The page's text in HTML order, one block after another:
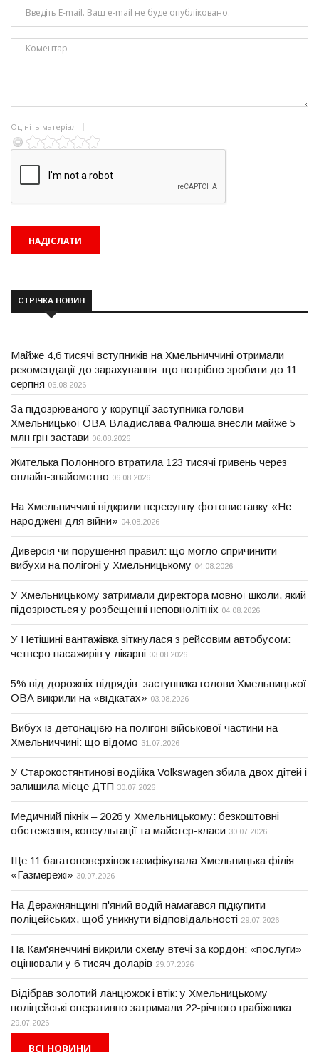
Оцініть матеріал
СТРІЧКА НОВИН
Майже 4,6 тисячі вступників на Хмельниччині отримали
рекомендації до зарахування: що потрібно зробити до 11
серпня 06.08.2026
За підозрюваного у корупції заступника голови
Хмельницької ОВА Владислава Фалюша внесли майже 5
млн грн застави 06.08.2026
Жителька Полонного втратила 123 тисячі гривень через
онлайн-знайомство 06.08.2026
На Хмельниччині відкрили пересувну фотовиставку «Не
народжені для війни» 04.08.2026
Диверсія чи порушення правил: що могло спричинити
вибухи на полігоні у Хмельницькому 04.08.2026
У Хмельницькому затримали директора мовної школи, який
підозрюється у розбещенні неповнолітніх 04.08.2026
У Нетішині вантажівка зіткнулася з рейсовим автобусом:
четверо пасажирів у лікарні 03.08.2026
5% від дорожніх підрядів: заступника голови Хмельницької
ОВА викрили на «відкатах» 03.08.2026
Вибух із детонацією на полігоні військової частини на
Хмельниччині: що відомо 31.07.2026
У Старокостянтинові водійка Volkswagen збила двох дітей і
залишила місце ДТП 30.07.2026
Медичний пікнік – 2026 у Хмельницькому: безкоштовні
обстеження, консультації та майстер-класи 30.07.2026
Ще 11 багатоповерхівок газифікувала Хмельницька філія
«Газмережі» 30.07.2026
На Деражнянщині п'яний водій намагався підкупити
поліцейських, щоб уникнути відповідальності 29.07.2026
На Кам'янеччині викрили схему втечі за кордон: «послуги»
оцінювали у 6 тисяч доларів 29.07.2026
Відібрав золотий ланцюжок і втік: у Хмельницькому
поліцейські оперативно затримали 22-річного грабіжника
29.07.2026
ВСІ НОВИНИ